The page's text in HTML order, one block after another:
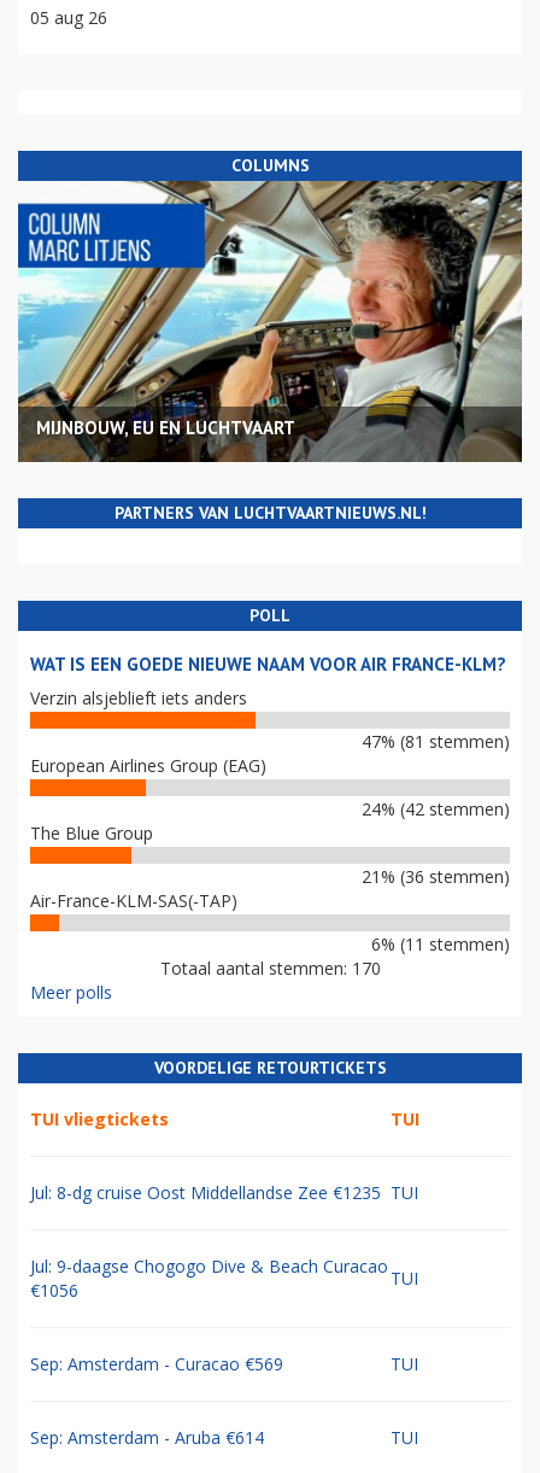
05 aug 26
COLUMNS
MIJNBOUW, EU EN LUCHTVAART
PARTNERS VAN LUCHTVAARTNIEUWS.NL!
POLL
WAT IS EEN GOEDE NIEUWE NAAM VOOR AIR FRANCE-KLM?
Verzin alsjeblieft iets anders
47% (81 stemmen)
European Airlines Group (EAG)
24% (42 stemmen)
The Blue Group
21% (36 stemmen)
Air-France-KLM-SAS(-TAP)
6% (11 stemmen)
Totaal aantal stemmen: 170
Meer polls
VOORDELIGE RETOURTICKETS
TUI vliegtickets TUI
Jul: 8-dg cruise Oost Middellandse Zee €1235 TUI
Jul: 9-daagse Chogogo Dive & Beach Curacao
€1056
TUI
Sep: Amsterdam - Curacao €569 TUI
Sep: Amsterdam - Aruba €614 TUI